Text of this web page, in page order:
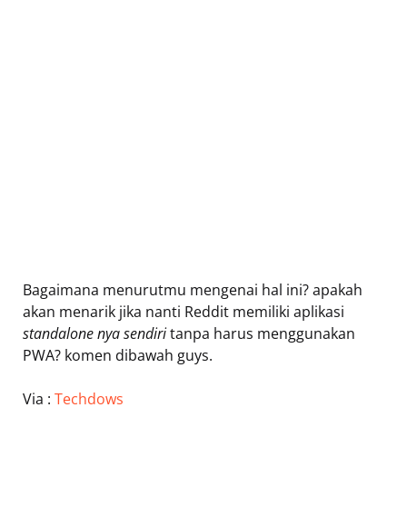
Bagaimana menurutmu mengenai hal ini? apakah
akan menarik jika nanti Reddit memiliki aplikasi
standalone nya sendiritanpa harus menggunakan
PWA? komen dibawah guys.
Via : Techdows